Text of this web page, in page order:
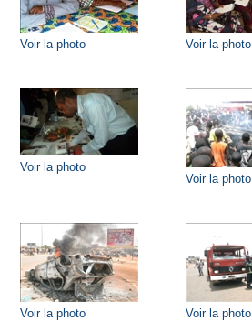
Voir la photo Voir la photo
Voir la photo
Voir la photo
Voir la photo Voir la photo